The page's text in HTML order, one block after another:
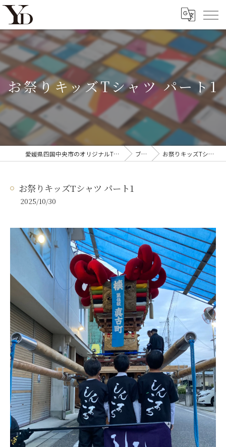
お祭りキッズTシャツ パート1
愛媛県四国中央市のオリジナルTシャツならYanagi'D ブログ お祭りキッズTシャツ パート1
お祭りキッズTシャツ パート1
2025/10/30